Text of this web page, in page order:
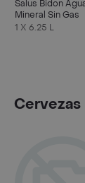
Salus Bidon
Mineral Sin Gas
1 X 6.25 L
Cervezas